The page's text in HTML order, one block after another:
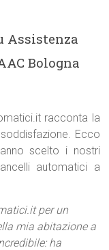
Assistenza
Bologna
racconta la
Ecco
scelto i nostri
automatici a
per un
mia abitazione a
ha